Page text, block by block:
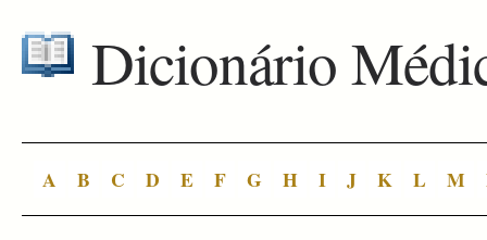
Dicionário
A B C D E F G H I J K L M